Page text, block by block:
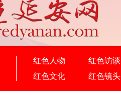
红色人物
红色访谈
红色文化
红色镜头